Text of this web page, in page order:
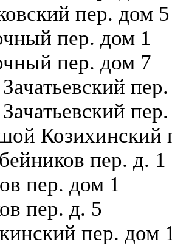
пер. дом 5
пер. дом 1
пер. дом 7
Козихинский
пер. д. 1
пер. дом 1
пер. д. 5
пер. дом